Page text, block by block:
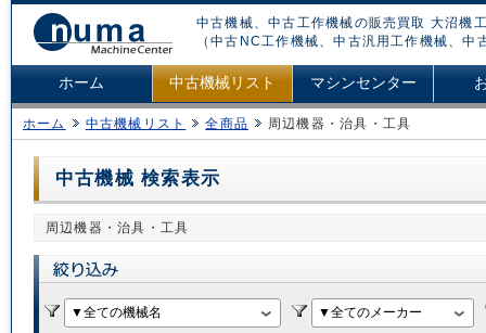
中古機械、中古工作機械の販売買取 大沼機
（中古NC工作機械、中古汎用工作機械、
ホーム 中古機械リスト マシンセンター
ホーム 中古機械リスト 全商品 周辺機器・治具・工具
中古機械 検索表示
周辺機器・治具・工具